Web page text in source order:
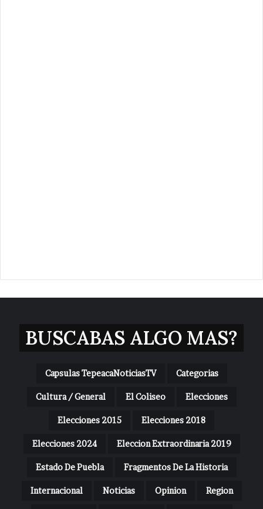
BUSCABAS ALGO MAS?
Capsulas TepeacaNoticiasTV Categorias
Cultura / General El Coliseo Elecciones
Elecciones 2015 Elecciones 2018
Elecciones 2024 Eleccion Extraordinaria 2019
Estado De Puebla Fragmentos De La Historia
Internacional Noticias Opinion Region